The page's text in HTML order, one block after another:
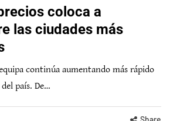
coloca a
las ciudades más
continúa aumentando más rápido
país. De…